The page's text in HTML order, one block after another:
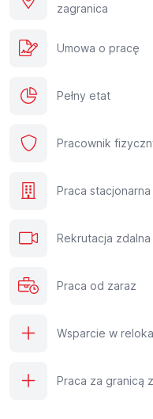
zagranica
Umowa o pracę
Pełny etat
Pracownik
Praca stacjonarna
Rekrutacja zdalna
Praca od zaraz
Wsparcie w
Praca za granicą